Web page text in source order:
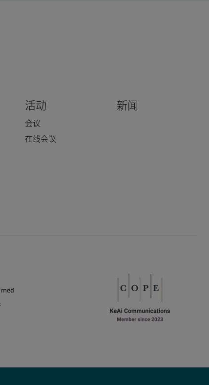
活动
会议
在线会议
新闻